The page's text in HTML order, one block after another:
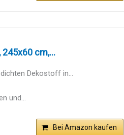
245x60 cm,...
Dekostoff in...
und...
Bei Amazon kaufen